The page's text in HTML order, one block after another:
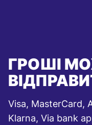
ГРОШІ
Visa, MasterCard,
Klarna, Via bank